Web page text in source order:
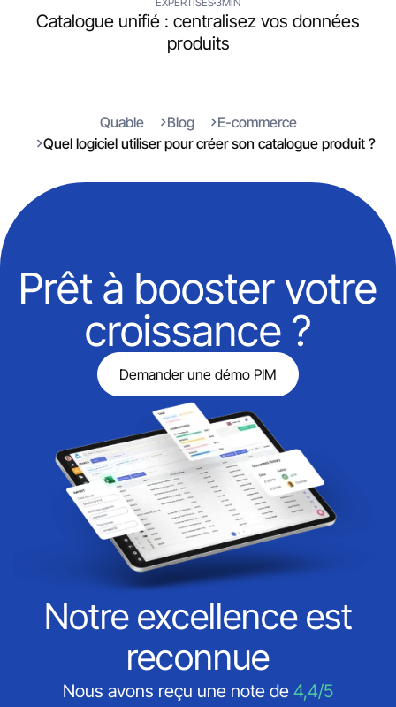
Catalogue unifié : centralisez vos données
produits
Quable Blog
E-commerce
Quel logiciel utiliser pour créer son catalogue produit ?
Prêt à booster votre
croissance ?
Demander une démo PIM
Notre excellence est
reconnue
Nous avons reçu une note de 4,4/5